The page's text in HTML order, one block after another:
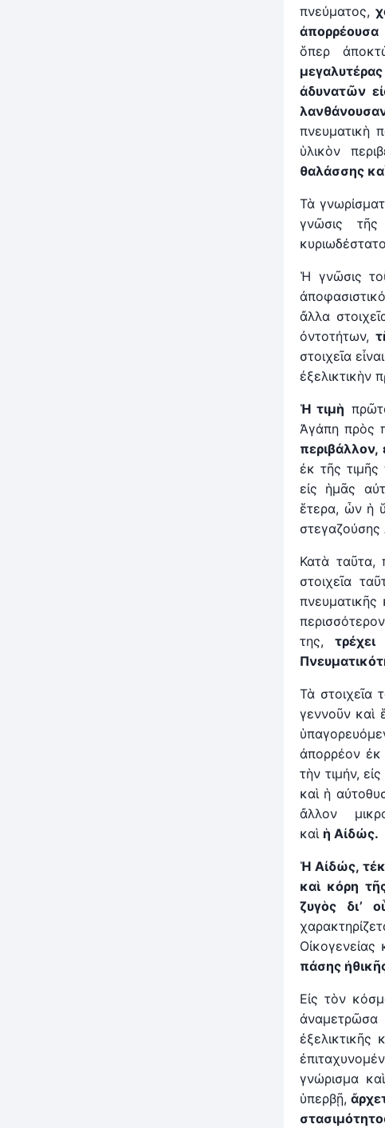
πνεύματος,
ἀπορρέουσα
ὅπερ
ἀδυνατῶν εἰ
πνευματικὴ
ὑλικὸν
θαλάσσης
Τὰ
γνῶσις
Ἡ γνῶσις
ἄλλα
ὀντοτήτων,
στοιχεῖα
ἐξελικτικὴν
Ἡτιμὴ
Ἀγάπη πρὸς
περιβάλλον,
ἐκ τῆς
εἰς ἡμᾶς
ἕτερα, ὧν ἡ
Κατὰ ταῦτα,
στοιχεῖα
πνευματικῆς
της,
Τὰ στοιχεῖα
γεννοῦν καὶ
ἀπορρέον ἐκ
τὴν τιμήν,
καὶ ἡ
ἄλλον
καὶ ἡ Αἰδώς.
Ἡ Αἰδώς,
καὶ κόρη
ζυγὸς δι’ ο
Οἰκογενείας
πάσης
Εἰς τὸν
γνώρισμα
ὑπερβῇ,ἄ